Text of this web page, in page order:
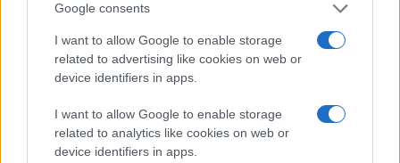
Google consents
I want to allow Google to enable storage
related to advertising like cookies on web or
device identifiers in apps.
I want to allow Google to enable storage
related to analytics like cookies on web or
device identifiers in apps.